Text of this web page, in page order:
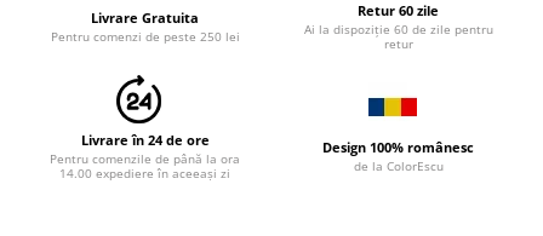
Livrare Gratuita
Pentru comenzi de peste 250 lei
Retur 60 zile
Ai la dispoziție 60 de zile pentru
retur
Livrare în 24 de ore
Pentru comenzile de până la ora
14.00 expediere în aceeași zi
Design 100% românesc
de la ColorEscu